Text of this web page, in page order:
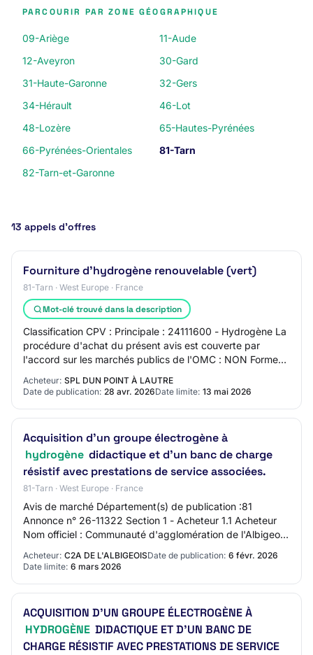
PARCOURIR PAR ZONE GÉOGRAPHIQUE
09-Ariège
11-Aude
12-Aveyron
30-Gard
31-Haute-Garonne
32-Gers
34-Hérault
46-Lot
48-Lozère
65-Hautes-Pyrénées
66-Pyrénées-Orientales
81-Tarn
82-Tarn-et-Garonne
13 appels d’offres
Fourniture d'hydrogène renouvelable (vert)
81-Tarn · West Europe · France
Mot-clé trouvé dans la description
Classification CPV : Principale : 24111600 - Hydrogène La
procédure d'achat du présent avis est couverte par
l'accord sur les marchés publics de l'OMC : NON Forme
de la procédure : Division en lots :…
Acheteur: SPL DUN POINT À LAUTRE
Date de publication: 28 avr. 2026Date limite: 13 mai 2026
Acquisition d'un groupe électrogène à
hydrogène didactique et d'un banc de charge
résistif avec prestations de service associées.
81-Tarn · West Europe · France
Avis de marché Département(s) de publication :81
Annonce n° 26-11322 Section 1 - Acheteur 1.1 Acheteur
Nom officiel : Communauté d'agglomération de l'Albigeois
Acheteur: C2A DE L'ALBIGEOISDate de publication: 6 févr. 2026
Date limite: 6 mars 2026
ACQUISITION D'UN GROUPE ÉLECTROGÈNE À
HYDROGÈNE DIDACTIQUE ET D'UN BANC DE
CHARGE RÉSISTIF AVEC PRESTATIONS DE SERVICE